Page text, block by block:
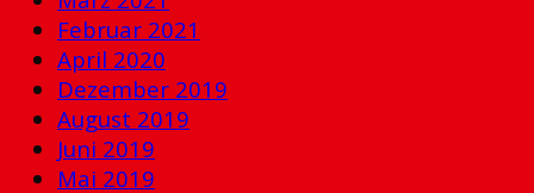
Februar 2021
April 2020
Dezember 2019
August 2019
Juni 2019
Mai 2019